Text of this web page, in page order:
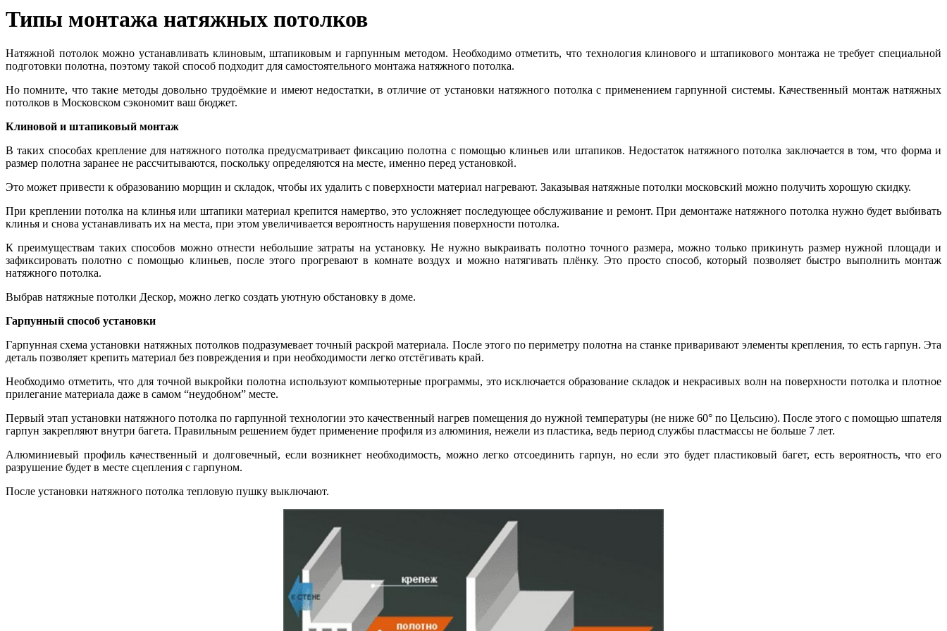
Типы монтажа натяжных потолков
Натяжной потолок можно устанавливать клиновым, штапиковым и гарпунным методом. Необходимо отметить, что технология клинового и штапикового монтажа не требует специальной
подготовки полотна, поэтому такой способ подходит для самостоятельного монтажа натяжного потолка.
Но помните, что такие методы довольно трудоёмкие и имеют недостатки, в отличие от установки натяжного потолка с применением гарпунной системы. Качественный монтаж натяжных
потолков в Московском сэкономит ваш бюджет.
Клиновой и штапиковый монтаж
В таких способах крепление для натяжного потолка предусматривает фиксацию полотна с помощью клиньев или штапиков. Недостаток натяжного потолка заключается в том, что форма и
размер полотна заранее не рассчитываются, поскольку определяются на месте, именно перед установкой.
Это может привести к образованию морщин и складок, чтобы их удалить с поверхности материал нагревают. Заказывая натяжные потолки московский можно получить хорошую скидку.
При креплении потолка на клинья или штапики материал крепится намертво, это усложняет последующее обслуживание и ремонт. При демонтаже натяжного потолка нужно будет выбивать
клинья и снова устанавливать их на места, при этом увеличивается вероятность нарушения поверхности потолка.
К преимуществам таких способов можно отнести небольшие затраты на установку. Не нужно выкраивать полотно точного размера, можно только прикинуть размер нужной площади и
зафиксировать полотно с помощью клиньев, после этого прогревают в комнате воздух и можно натягивать плёнку. Это просто способ, который позволяет быстро выполнить монтаж
натяжного потолка.
Выбрав натяжные потолки Дескор, можно легко создать уютную обстановку в доме.
Гарпунный способ установки
Гарпунная схема установки натяжных потолков подразумевает точный раскрой материала. После этого по периметру полотна на станке приваривают элементы крепления, то есть гарпун. Эта
деталь позволяет крепить материал без повреждения и при необходимости легко отстёгивать край.
Необходимо отметить, что для точной выкройки полотна используют компьютерные программы, это исключается образование складок и некрасивых волн на поверхности потолка и плотное
прилегание материала даже в самом “неудобном” месте.
Первый этап установки натяжного потолка по гарпунной технологии это качественный нагрев помещения до нужной температуры (не ниже 60° по Цельсию). После этого с помощью шпателя
гарпун закрепляют внутри багета. Правильным решением будет применение профиля из алюминия, нежели из пластика, ведь период службы пластмассы не больше 7 лет.
Алюминиевый профиль качественный и долговечный, если возникнет необходимость, можно легко отсоединить гарпун, но если это будет пластиковый багет, есть вероятность, что его
разрушение будет в месте сцепления с гарпуном.
После установки натяжного потолка тепловую пушку выключают.